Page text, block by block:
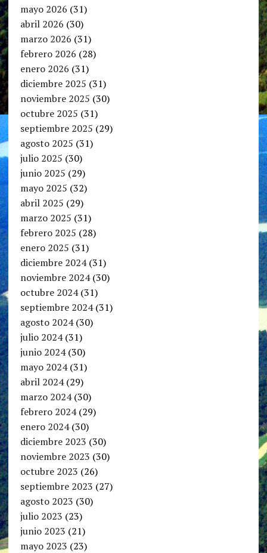
mayo 2026 (31)
abril 2026 (30)
marzo 2026 (31)
febrero 2026 (28)
enero 2026 (31)
diciembre 2025 (31)
noviembre 2025 (30)
octubre 2025 (31)
septiembre 2025 (29)
agosto 2025 (31)
julio 2025 (30)
junio 2025 (29)
mayo 2025 (32)
abril 2025 (29)
marzo 2025 (31)
febrero 2025 (28)
enero 2025 (31)
diciembre 2024(31)
noviembre 2024(30)
octubre 2024(31)
septiembre 2024(31)
agosto 2024(30)
julio 2024(31)
junio 2024(30)
mayo 2024(31)
abril 2024(29)
marzo 2024(30)
febrero 2024(29)
enero 2024(30)
diciembre 2023 (30)
noviembre 2023 (30)
octubre 2023 (26)
septiembre 2023 (27)
agosto 2023 (30)
julio 2023 (23)
junio 2023 (21)
mayo 2023 (23)